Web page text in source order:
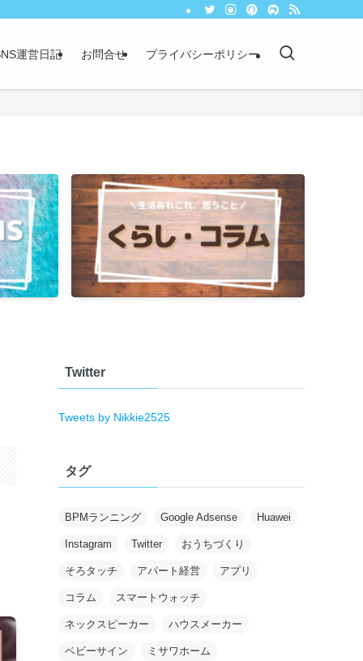
運営日記 お問合せ プライバシーポリシー
Twitter
Tweets by Nikkie2525
タグ
BPMランニング Google Adsense Huawei
Instagram Twitter おうちづくり
そろタッチ アパート経営 アプリ
コラム スマートウォッチ
ネックスピーカー ハウスメーカー
ベビーサイン ミサワホーム